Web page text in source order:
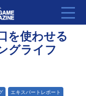
を使わせる
グライフ
エキスパートレポート